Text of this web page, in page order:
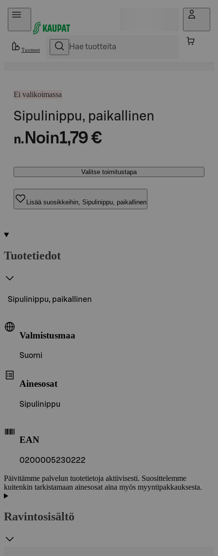
Hyppää sisältöön
Tuotteet
Ei valikoimassa
Sipulinippu, paikallinen
n. Noin1,79 €
Valitse toimitustapa
Lisää suosikkeihin, Sipulinippu, paikallinen
Tuotetiedot
Sipulinippu, paikallinen
Valmistusmaa
Suomi
Ainesosat
Sipulinippu
EAN
0200005230222
Päivitämme palvelun tuotetietoja aktiivisesti. Suosittelemme
kuitenkin tarkistamaan ainesosat aina myös myyntipakkauksesta.
Ravintosisältö